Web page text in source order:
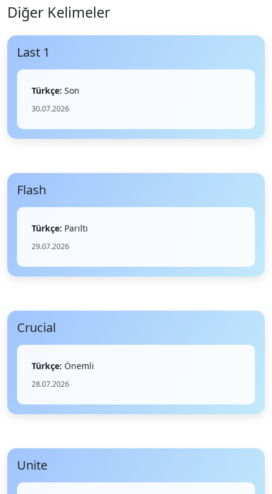
Diğer Kelimeler
Last 1
Türkçe: Son
30.07.2026
Flash
Türkçe: Parıltı
29.07.2026
Crucial
Türkçe: Önemli
28.07.2026
Unite